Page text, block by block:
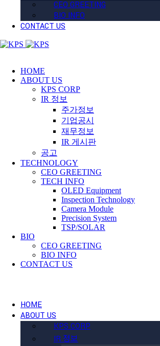
CEO GREETING
BIO INFO
CONTACT US
HOME
ABOUT US
KPS CORP
IR 정보
주가정보
기업공시
재무정보
IR 게시판
공고
TECHNOLOGY
CEO GREETING
TECH INFO
OLED Equipment
Inspection Technology
Camera Module
Precision System
TSP/SOLAR
BIO
CEO GREETING
BIO INFO
CONTACT US
HOME
ABOUT US
KPS CORP
IR 정보